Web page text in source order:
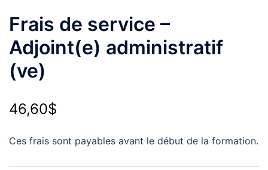
Frais de service –
Adjoint(e) administratif
(ve)
46,60$
Ces frais sont payables avant le début de la formation.